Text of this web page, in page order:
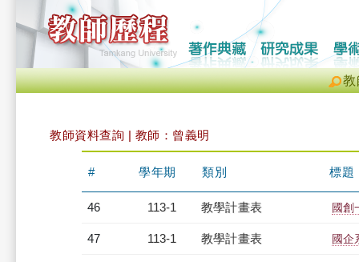
教
教師資料查詢 | 教師：曾義明
# 學年期 類別 標題
46 113-1 教學計畫表 國創
47 113-1 教學計畫表 國企